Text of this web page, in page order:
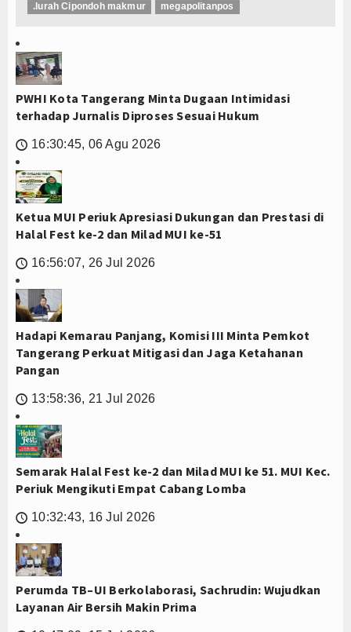
.lurah Cipondoh makmur
megapolitanpos
PWHI Kota Tangerang Minta Dugaan Intimidasi
terhadap Jurnalis Diproses Sesuai Hukum
🕔 16:30:45, 06 Agu 2026
Ketua MUI Periuk Apresiasi Dukungan dan Prestasi di
Halal Fest ke-2 dan Milad MUI ke-51
🕔 16:56:07, 26 Jul 2026
Hadapi Kemarau Panjang, Komisi III Minta Pemkot
Tangerang Perkuat Mitigasi dan Jaga Ketahanan
Pangan
🕔 13:58:36, 21 Jul 2026
Semarak Halal Fest ke-2 dan Milad MUI ke 51. MUI Kec.
Periuk Mengikuti Empat Cabang Lomba
🕔 10:32:43, 16 Jul 2026
Perumda TB–UI Berkolaborasi, Sachrudin: Wujudkan
Layanan Air Bersih Makin Prima